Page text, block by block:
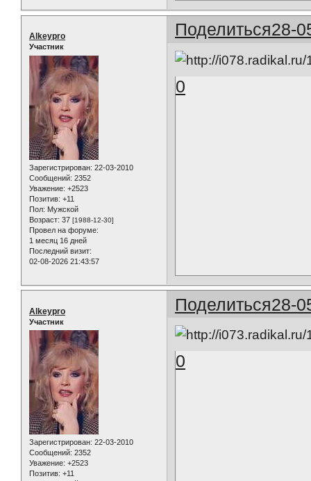
Поделиться28-
Alkeypro
Участник
Зарегистрирован: 22-03-2010
Сообщений: 2352
Уважение: +2523
Позитив: +11
Пол: Мужской
Возраст: 37 [1988-12-30]
Провел на форуме:
1 месяц 16 дней
Последний визит:
02-08-2026 21:43:57
0
Поделиться28-
Alkeypro
Участник
Зарегистрирован: 22-03-2010
Сообщений: 2352
Уважение: +2523
Позитив: +11
0